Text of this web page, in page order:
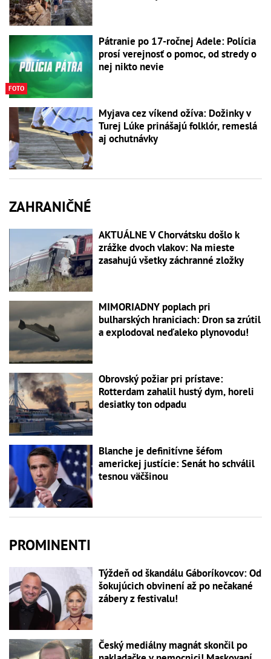
FOTO
Pátranie po 17-ročnej Adele: Polícia
prosí verejnosť o pomoc, od stredy o
nej nikto nevie
Myjava cez víkend ožíva: Dožinky v
Turej Lúke prinášajú folklór, remeslá
aj ochutnávky
ZAHRANIČNÉ
AKTUÁLNE V Chorvátsku došlo k
zrážke dvoch vlakov: Na mieste
zasahujú všetky záchranné zložky
MIMORIADNY poplach pri
bulharských hraniciach: Dron sa zrútil
a explodoval neďaleko plynovodu!
Obrovský požiar pri prístave:
Rotterdam zahalil hustý dym, horeli
desiatky ton odpadu
Blanche je definitívne šéfom
americkej justície: Senát ho schválil
tesnou väčšinou
PROMINENTI
Týždeň od škandálu Gáboríkovcov: Od
šokujúcich obvinení až po nečakané
zábery z festivalu!
Český mediálny magnát skončil po